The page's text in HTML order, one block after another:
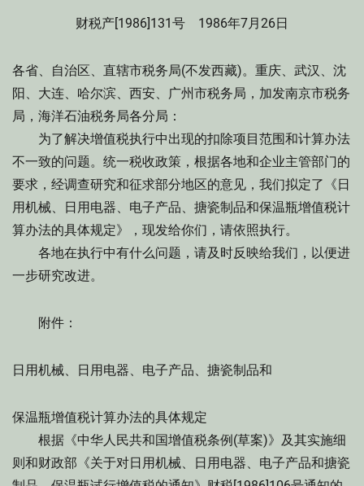
财税产[1986]131号 1986年7月26日
各省、自治区、直辖市税务局(不发西藏)。重庆、武汉、沈
阳、大连、哈尔滨、西安、广州市税务局，加发南京市税务
局，海洋石油税务局各分局：
为了解决增值税执行中出现的扣除项目范围和计算办法
不一致的问题。统一税收政策，根据各地和企业主管部门的
要求，经调查研究和征求部分地区的意见，我们拟定了《日
用机械、日用电器、电子产品、搪瓷制品和保温瓶增值税计
算办法的具体规定》，现发给你们，请依照执行。
各地在执行中有什么问题，请及时反映给我们，以便进
一步研究改进。
附件：
日用机械、日用电器、电子产品、搪瓷制品和
保温瓶增值税计算办法的具体规定
根据《中华人民共和国增值税条例(草案)》及其实施细
则和财政部《关于对日用机械、日用电器、电子产品和搪瓷